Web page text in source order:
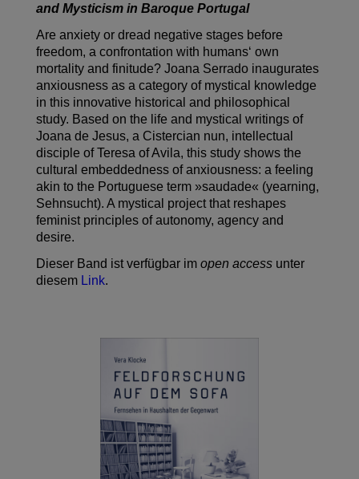
and Mysticism in Baroque Portugal
Are anxiety or dread negative stages before
freedom, a confrontation with humans‘ own
mortality and finitude? Joana Serrado inaugurates
anxiousness as a category of mystical knowledge
in this innovative historical and philosophical
study. Based on the life and mystical writings of
Joana de Jesus, a Cistercian nun, intellectual
disciple of Teresa of Avila, this study shows the
cultural embeddedness of anxiousness: a feeling
akin to the Portuguese term »saudade« (yearning,
Sehnsucht). A mystical project that reshapes
feminist principles of autonomy, agency and
desire.
Dieser Band ist verfügbar im open accessunter
diesem Link.